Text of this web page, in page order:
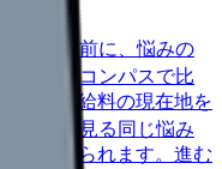
きか迷う前に、悩みの
給料コンパスで比
、今の給料の現在地を
で本音を見る 同じ悩み
確かめられます。 進む